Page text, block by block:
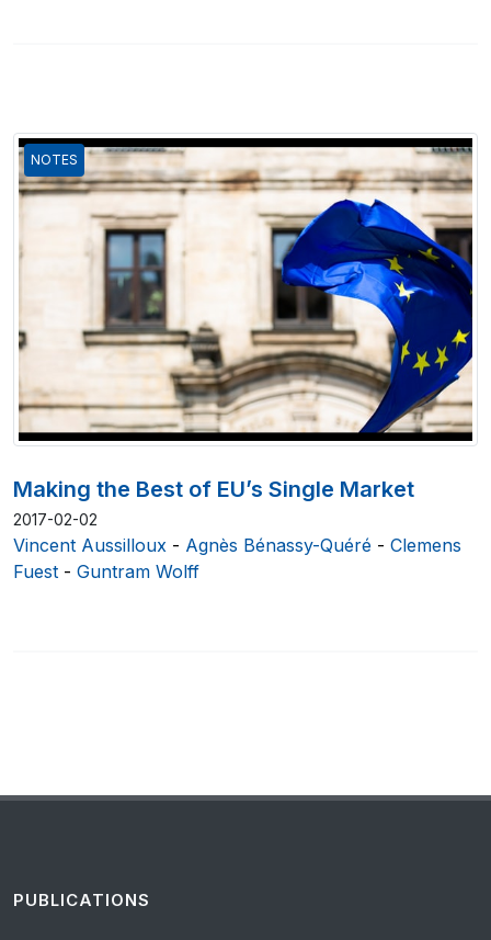
NOTES
Making the Best of EU’s Single Market
2017-02-02
Vincent Aussilloux - Agnès Bénassy-Quéré - Clemens
Fuest - Guntram Wolff
PUBLICATIONS